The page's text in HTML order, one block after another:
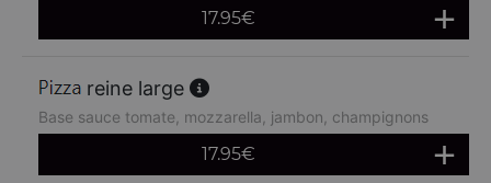
17.95€
reine large
Base sauce tomate, mozzarella, jambon, champignons
17.95€